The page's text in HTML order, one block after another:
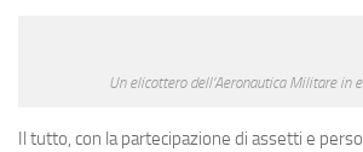
Un elicottero dell’Aeronautica Militare in
Il tutto, con la partecipazione di assetti e